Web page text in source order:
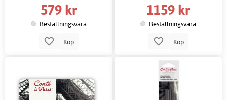
579 kr
Beställningsvara
Köp
1159 kr
Beställningsvara
Köp